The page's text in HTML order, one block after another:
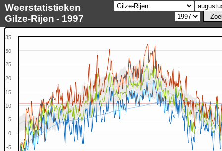
Weerstatistieken
Gilze-Rijen - 1997
-5
0
5
10
15
20
25
30
35